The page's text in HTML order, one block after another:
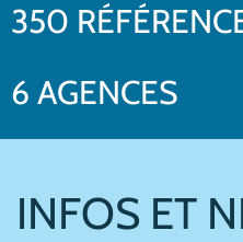
350
6 AGENCES
INFOS ET